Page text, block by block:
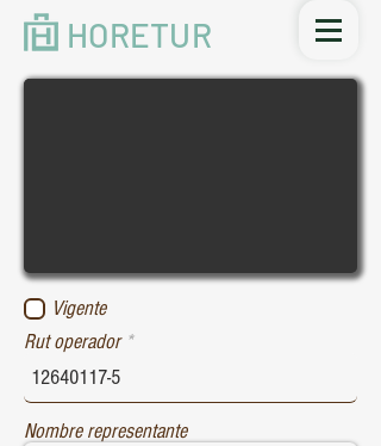
HORETUR
Vigente
Rut operador
Nombre representante